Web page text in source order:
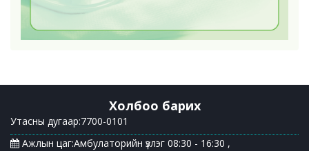
Холбоо барих
Утасны дугаар:7700-0101
Ажлын цаг:Амбулаторийн үзлэг 08:30 - 16:30 ,